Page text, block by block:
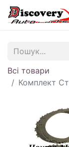
Всі товари
Комплект